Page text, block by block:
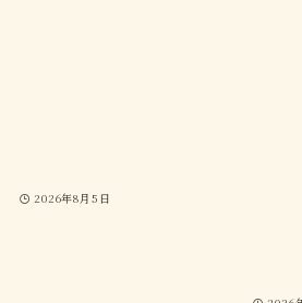
2026年8月5日